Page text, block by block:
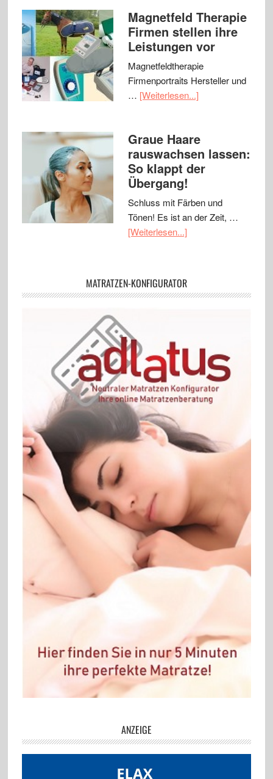
Magnetfeld Therapie
Firmen stellen ihre
Leistungen vor
Magnetfeldtherapie
Firmenportraits Hersteller und
… [Weiterlesen...]
Graue Haare
rauswachsen lassen:
So klappt der
Übergang!
Schluss mit Färben und
Tönen! Es ist an der Zeit, …
[Weiterlesen...]
MATRATZEN-KONFIGURATOR
ANZEIGE